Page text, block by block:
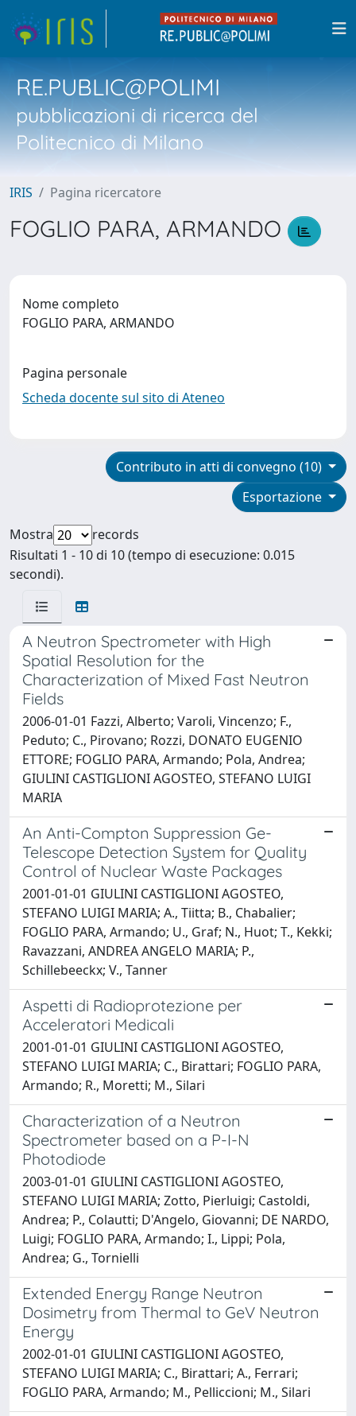
RE.PUBLIC@POLIMI
pubblicazioni di ricerca del
Politecnico di Milano
IRIS Pagina ricercatore
FOGLIO PARA, ARMANDO
Nome completo
FOGLIO PARA, ARMANDO
Pagina personale
Scheda docente sul sito di Ateneo
Contributo in atti di convegno (10)
Esportazione
Mostra
records
Risultati 1 - 10 di 10 (tempo di esecuzione: 0.015
secondi).
A Neutron Spectrometer with High
Spatial Resolution for the
Characterization of Mixed Fast Neutron
Fields
2006-01-01 Fazzi, Alberto; Varoli, Vincenzo; F.,
Peduto; C., Pirovano; Rozzi, DONATO EUGENIO
ETTORE; FOGLIO PARA, Armando; Pola, Andrea;
GIULINI CASTIGLIONI AGOSTEO, STEFANO LUIGI
MARIA
An Anti-Compton Suppression Ge-
Telescope Detection System for Quality
Control of Nuclear Waste Packages
2001-01-01 GIULINI CASTIGLIONI AGOSTEO,
STEFANO LUIGI MARIA; A., Tiitta; B., Chabalier;
FOGLIO PARA, Armando; U., Graf; N., Huot; T., Kekki;
Ravazzani, ANDREA ANGELO MARIA; P.,
Schillebeeckx; V., Tanner
Aspetti di Radioprotezione per
Acceleratori Medicali
2001-01-01 GIULINI CASTIGLIONI AGOSTEO,
STEFANO LUIGI MARIA; C., Birattari; FOGLIO PARA,
Armando; R., Moretti; M., Silari
Characterization of a Neutron
Spectrometer based on a P-I-N
Photodiode
2003-01-01 GIULINI CASTIGLIONI AGOSTEO,
STEFANO LUIGI MARIA; Zotto, Pierluigi; Castoldi,
Andrea; P., Colautti; D'Angelo, Giovanni; DE NARDO,
Luigi; FOGLIO PARA, Armando; I., Lippi; Pola,
Andrea; G., Tornielli
Extended Energy Range Neutron
Dosimetry from Thermal to GeV Neutron
Energy
2002-01-01 GIULINI CASTIGLIONI AGOSTEO,
STEFANO LUIGI MARIA; C., Birattari; A., Ferrari;
FOGLIO PARA, Armando; M., Pelliccioni; M., Silari